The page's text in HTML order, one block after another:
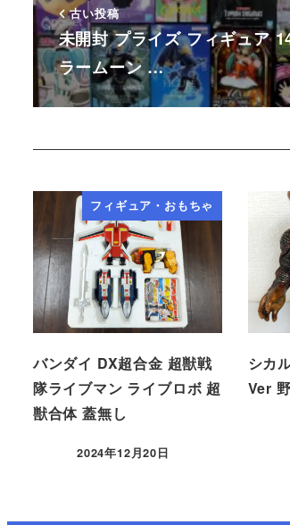
古い投稿
未開封 プライズ フィギュア
ラームーン …
フィギュア・おもちゃ
バンダイ DX超合金 超獣戦
隊ライブマン ライブロボ 超
獣合体 蓋無し
2024年12月20日
シカ
Ver